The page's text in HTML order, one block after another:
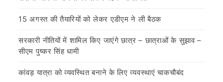
15 अगस्त की तैयारियों को लेकर एडीएम ने ली बैठक
सरकारी नीतियों में शामिल किए जाएंगे छात्र – छात्राओं के सुझाव –
सीएम पुष्कर सिंह धामी
कांवड़ यात्रा को व्यवस्थित बनाने के लिए व्यवस्थाएं चाकचौबंद